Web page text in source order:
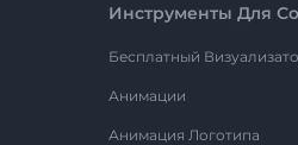
Инструменты Для
Бесплатный
Анимации
Анимация Логотипа